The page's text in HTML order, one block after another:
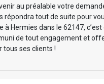
au préalable votre
répondra tout de suite pour
à Hermies dans le 62147,
de tout engagement et
tous ses clients !